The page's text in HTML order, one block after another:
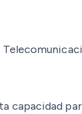
capacidad